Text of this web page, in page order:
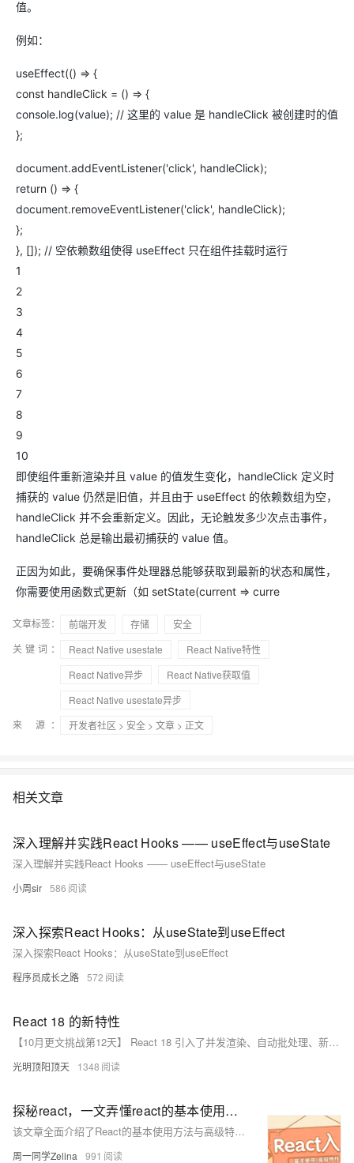
值。
例如：
useEffect(() => {
const handleClick = () => {
console.log(value); // 这里的 value 是 handleClick 被创建时的值
};
document.addEventListener('click', handleClick);
return () => {
document.removeEventListener('click', handleClick);
};
}, []); // 空依赖数组使得 useEffect 只在组件挂载时运行
1
2
3
4
5
6
7
8
9
10
即使组件重新渲染并且 value 的值发生变化，handleClick 定义时
捕获的 value 仍然是旧值，并且由于 useEffect 的依赖数组为空，
handleClick 并不会重新定义。因此，无论触发多少次点击事件，
handleClick 总是输出最初捕获的 value 值。
正因为如此，要确保事件处理器总能够获取到最新的状态和属性，
你需要使用函数式更新（如 setState(current => curre
文章标签： 前端开发 存储
安全
关键词：
React Native usestate
React Native特性
React Native异步
React Native获取值
React Native usestate异步
来 源：
开发者社区 > 安全 > 文章 > 正文
相关文章
深入理解并实践React Hooks —— useEffect与useState
深入理解并实践React Hooks —— useEffect与useState
小周sir 586
深入探索React Hooks：从useState到useEffect
深入探索React Hooks：从useState到useEffect
程序员成长之路 572
React 18 的新特性
【10月更文挑战第12天】 React 18 引入了并发渲染、自动批处理、新的 Suspense 特性、新的 Hooks 和其他多项改进。并发渲染使渲染过程可中断和恢复，提高了应用响应性；自动批处理优化了事件处理，减少不必要的重新渲染；新的 Suspense 支持数据获取和更好的错误处理；新增的 `useId` 和 `useTransition` Hooks 提供了更多功能；服务器组件和改进的错误边界处理进一步提升了性能和稳定性。这些新特性为开发者提供了强大的工具，帮助构建更高效、更稳定的应用。
光明顶阳顶天 1348
探秘react，一文弄懂react的基本使用和高级特性
该文章全面介绍了React的基本使用方法与高级特性，包括JSX语法、组件化设计、状态管理、生命周期方法、Hooks使用、性能优化策略等内容，并探讨了Redux和React Router在项目中的集成与应用。
周一同学Zelina 991